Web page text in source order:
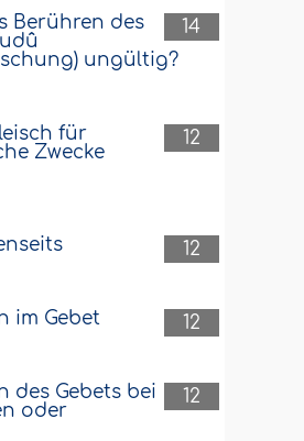
14
Berühren des
ungültig?
12
für
Zwecke
12
12
im Gebet
12
des Gebets bei
oder